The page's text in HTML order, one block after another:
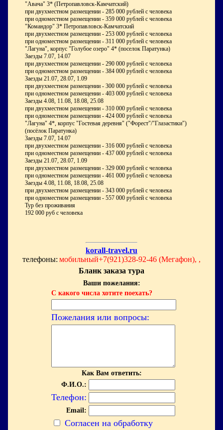
"Авача" 3* (Петропавловск-Камчатский)
при двухместном размещении - 285 000 рублей с человека
при одноместном размещении - 359 000 рублей с человека
"Командор" 3* Петропавловск-Камчатский
при двухместном размещении - 253 000 рублей с человека
при одноместном размещении - 311 000 рублей с человека
"Лагуна", корпус "Голубое озеро" 4* (поселок Паратунка)
Заезды 7.07, 14.07
при двухместном размещении - 290 000 рублей с человека
при одноместном размещении - 384 000 рублей с человека
Заезды 21.07, 28.07, 1.09
при двухместном размещении - 300 000 рублей с человека
при одноместном размещении - 403 000 рублей с человека
Заезды 4.08, 11.08, 18.08, 25.08
при двухместном размещении - 310 000 рублей с человека
при одноместном размещении - 424 000 рублей с человека
"Лагуна" 4*, корпус "Гостевая деревня" ("Форест"/"Глазастики")
(посёлок Паратунка)
Заезды 7.07, 14.07
при двухместном размещении - 316 000 рублей с человека
при одноместном размещении - 437 000 рублей с человека
Заезды 21.07, 28.07, 1.09
при двухместном размещении - 329 000 рублей с человека
при одноместном размещении - 461 000 рублей с человека
Заезды 4.08, 11.08, 18.08, 25.08
при двухместном размещении - 343 000 рублей с человека
при одноместном размещении - 557 000 рублей с человека
Тур без проживания
192 000 руб с человека
korall-travel.ru
телефоны: мобильный+7(921)328-92-46 (Мегафон), ,
Бланк заказа тура
Ваши пожелания:
С какого числа хотите поехать?
Пожелания или вопросы:
Как Вам ответить:
Ф.И.О.:
Телефон:
Email:
Согласен на обработку